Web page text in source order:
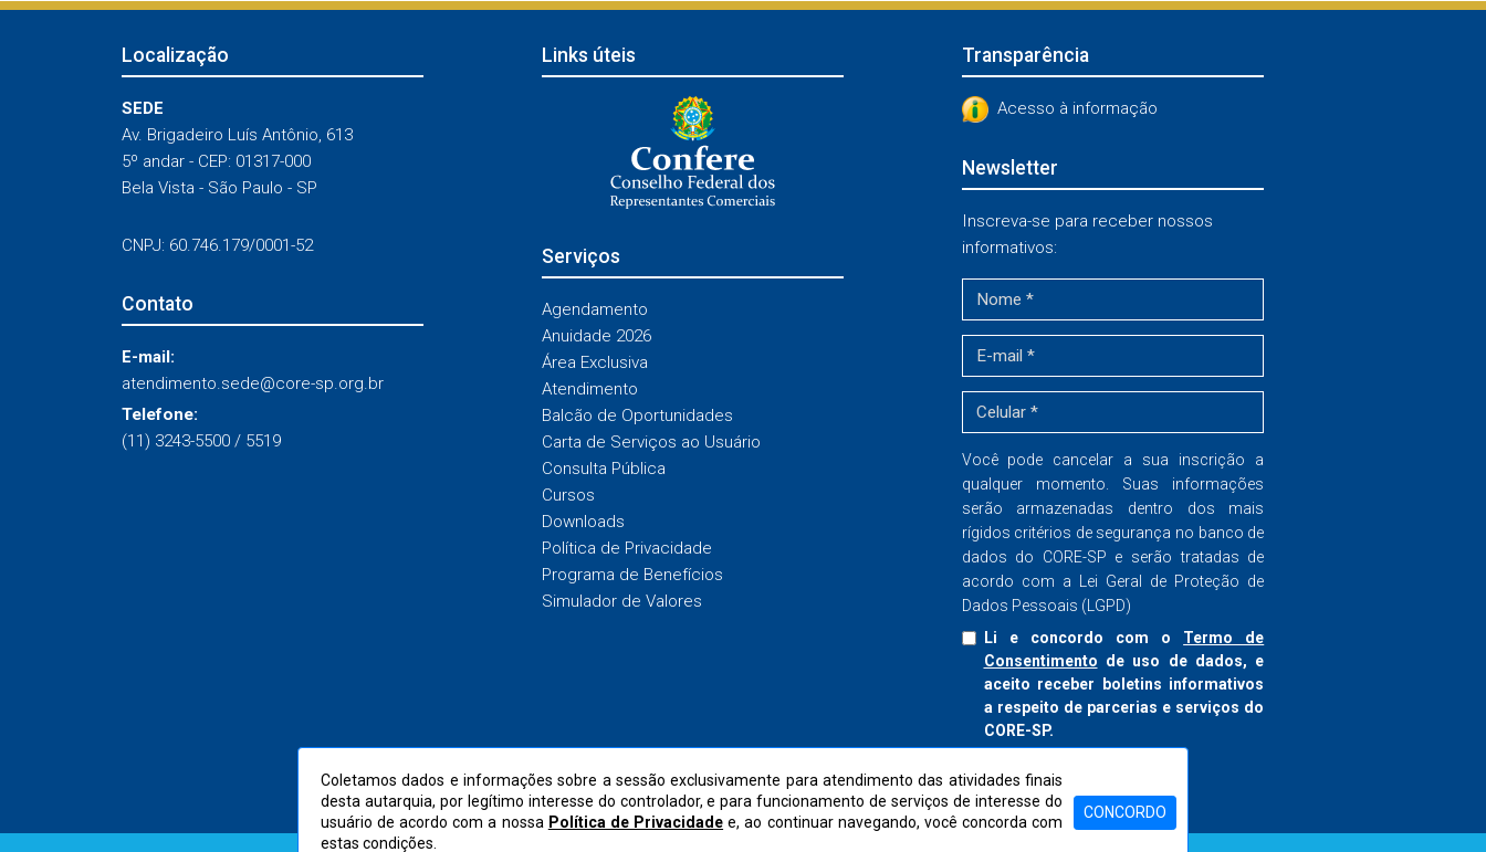
Localização
SEDE
Av. Brigadeiro Luís Antônio, 613
5º andar - CEP: 01317-000
Bela Vista - São Paulo - SP
CNPJ: 60.746.179/0001-52
Contato
E-mail:
atendimento.sede@core-sp.org.br
Telefone:
(11) 3243-5500 / 5519
Links úteis
Serviços
Agendamento
Anuidade 2026
Área Exclusiva
Atendimento
Balcão de Oportunidades
Carta de Serviços ao Usuário
Consulta Pública
Cursos
Downloads
Política de Privacidade
Programa de Benefícios
Simulador de Valores
Transparência
Acesso à informação
Newsletter
Inscreva-se para receber nossos
informativos:
Você pode cancelar a sua inscrição a
qualquer momento. Suas informações
serão armazenadas dentro dos mais
rígidos critérios de segurança no banco de
dados do CORE-SP e serão tratadas de
acordo com a Lei Geral de Proteção de
Dados Pessoais (LGPD)
Li e concordo com o Termo de
Consentimento de uso de dados, e
aceito receber boletins informativos
a respeito de parcerias e serviços do
CORE-SP.
Inscrever-se
Coletamos dados e informações sobre a sessão exclusivamente para atendimento das atividades finais
desta autarquia, por legítimo interesse do controlador, e para funcionamento de serviços de interesse do
usuário de acordo com a nossa Política de Privacidade e, ao continuar navegando, você concorda com
estas condições.
CONCORDO